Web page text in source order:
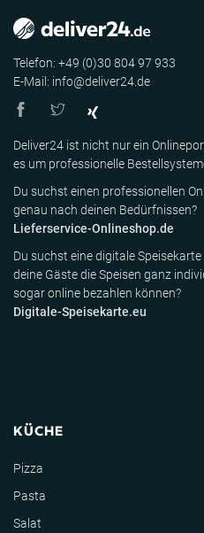
Telefon: +49 (0)30 804 97 933
E-Mail: info@deliver24.de
Deliver24 ist nicht nur ein
es um professionelle
Du suchst einen professionellen
genau nach deinen Bedürfnissen?
Lieferservice-Onlineshop.de
Du suchst eine digitale
deine Gäste die Speisen ganz
sogar online bezahlen können?
Digitale-Speisekarte.eu
KÜCHE
Pizza
Pasta
Salat